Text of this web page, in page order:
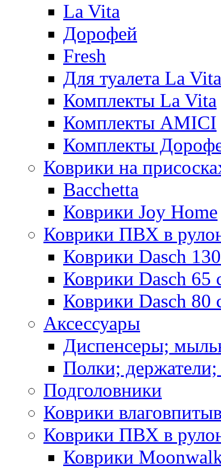
La Vita
Дорофей
Fresh
Для туалета La Vita
Комплекты La Vita
Комплекты AMICI
Комплекты
Коврики на
Bacchetta
Коврики Joy Home
Коврики ПВХ в
Коврики Dasch
Коврики Dasch 65
Коврики Dasch 80
Аксессуары
Диспенсеры;
Полки;
Подголовники
Коврики
Коврики ПВХ в
Коврики